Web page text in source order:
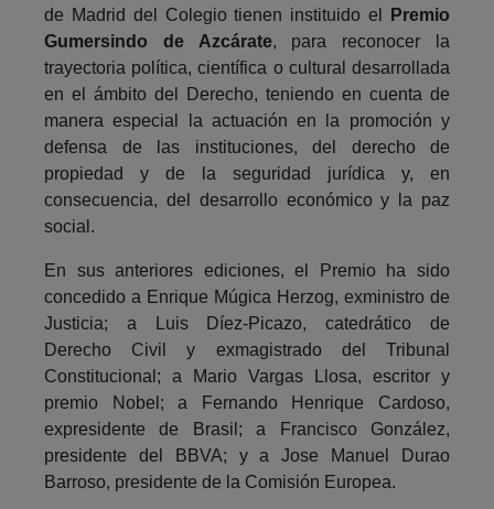
de Madrid del Colegio tienen instituido el
Premio
Gumersindo de Azcárate, para reconocer la
trayectoria política, científica o cultural desarrollada
en el ámbito del Derecho, teniendo en cuenta de
manera especial la actuación en la promoción y
defensa de las instituciones, del derecho de
propiedad y de la seguridad jurídica y, en
consecuencia, del desarrollo económico y la paz
social.
En sus anteriores ediciones, el Premio ha sido
concedido a Enrique Múgica Herzog, exministro de
Justicia; a Luis Díez-Picazo, catedrático de
Derecho Civil y exmagistrado del Tribunal
Constitucional; a Mario Vargas Llosa, escritor y
premio Nobel; a Fernando Henrique Cardoso,
expresidente de Brasil; a Francisco González,
presidente del BBVA; y a Jose Manuel Durao
Barroso, presidente de la Comisión Europea.